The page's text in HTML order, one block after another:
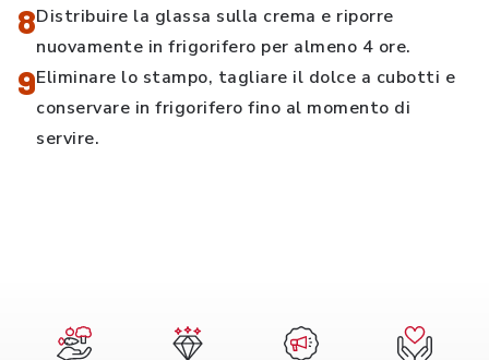
8Distribuire la glassa sulla crema e riporre
nuovamente in frigorifero per almeno 4 ore.
9Eliminare lo stampo, tagliare il dolce a cubotti e
conservare in frigorifero fino al momento di
servire.